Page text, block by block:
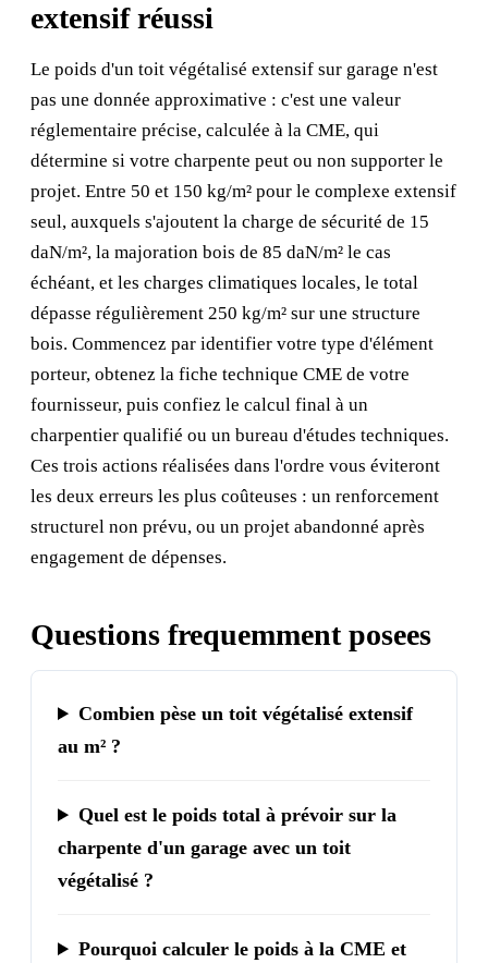
extensif réussi
Le poids d'un toit végétalisé extensif sur garage n'est
pas une donnée approximative : c'est une valeur
réglementaire précise, calculée à la CME, qui
détermine si votre charpente peut ou non supporter le
projet. Entre 50 et 150 kg/m² pour le complexe extensif
seul, auxquels s'ajoutent la charge de sécurité de 15
daN/m², la majoration bois de 85 daN/m² le cas
échéant, et les charges climatiques locales, le total
dépasse régulièrement 250 kg/m² sur une structure
bois. Commencez par identifier votre type d'élément
porteur, obtenez la fiche technique CME de votre
fournisseur, puis confiez le calcul final à un
charpentier qualifié ou un bureau d'études techniques.
Ces trois actions réalisées dans l'ordre vous éviteront
les deux erreurs les plus coûteuses : un renforcement
structurel non prévu, ou un projet abandonné après
engagement de dépenses.
Questions frequemment posees
Combien pèse un toit végétalisé extensif
au m² ?
Quel est le poids total à prévoir sur la
charpente d'un garage avec un toit
végétalisé ?
Pourquoi calculer le poids à la CME et